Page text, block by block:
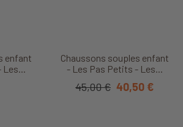
enfant
Les...
Chaussons souples enfant
- Les Pas Petits - Les...
45,00 € 40,50 €